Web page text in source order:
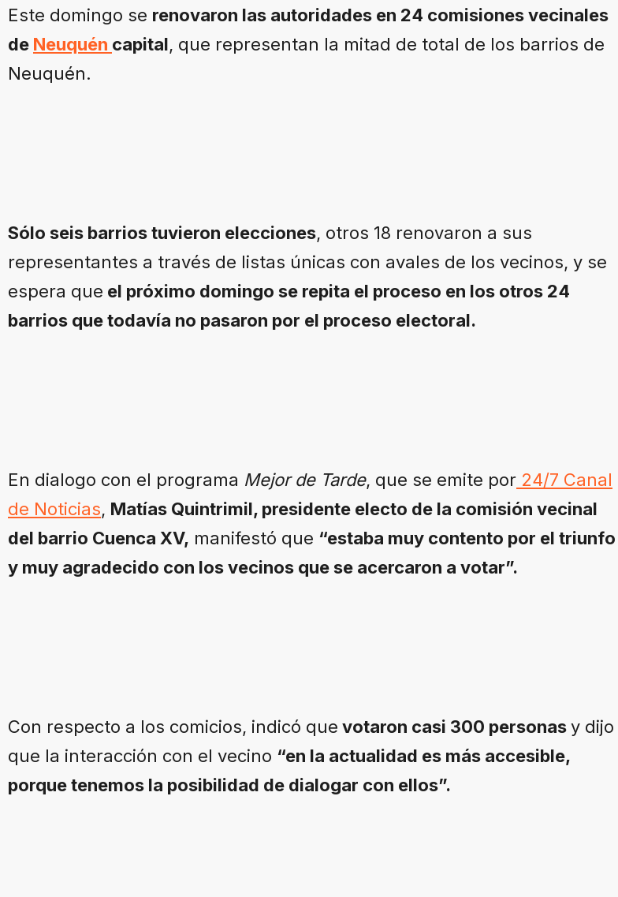
Este domingo se renovaron las autoridades en 24 comisiones vecinales
de Neuquén capital, que representan la mitad de total de los barrios de
Neuquén.
Sólo seis barrios tuvieron elecciones, otros 18 renovaron a sus
representantes a través de listas únicas con avales de los vecinos, y se
espera que el próximo domingo se repita el proceso en los otros 24
barrios que todavía no pasaron por el proceso electoral.
En dialogo con el programa Mejor de Tarde, que se emite por 24/7 Canal
de Noticias, Matías Quintrimil, presidente electo de la comisión vecinal
del barrio Cuenca XV, manifestó que “estaba muy contento por el triunfo
y muy agradecido con los vecinos que se acercaron a votar”.
Con respecto a los comicios, indicó que votaron casi 300 personasy dijo
que la interacción con el vecino “en la actualidad es más accesible,
porque tenemos la posibilidad de dialogar con ellos”.